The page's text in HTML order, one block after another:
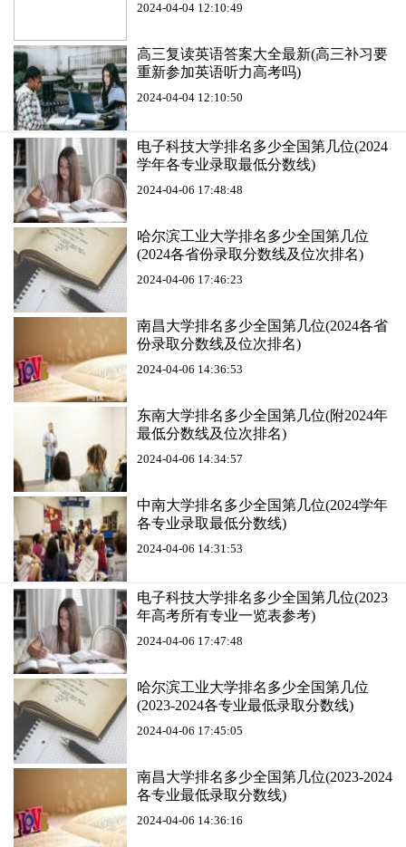
2024-04-04 12:10:49
高三复读英语答案大全最新(高三补习要
重新参加英语听力高考吗)
2024-04-04 12:10:50
电子科技大学排名多少全国第几位(2024
学年各专业录取最低分数线)
2024-04-06 17:48:48
哈尔滨工业大学排名多少全国第几位
(2024各省份录取分数线及位次排名)
2024-04-06 17:46:23
南昌大学排名多少全国第几位(2024各省
份录取分数线及位次排名)
2024-04-06 14:36:53
东南大学排名多少全国第几位(附2024年
最低分数线及位次排名)
2024-04-06 14:34:57
中南大学排名多少全国第几位(2024学年
各专业录取最低分数线)
2024-04-06 14:31:53
电子科技大学排名多少全国第几位(2023
年高考所有专业一览表参考)
2024-04-06 17:47:48
哈尔滨工业大学排名多少全国第几位
(2023-2024各专业最低录取分数线)
2024-04-06 17:45:05
南昌大学排名多少全国第几位(2023-2024
各专业最低录取分数线)
2024-04-06 14:36:16